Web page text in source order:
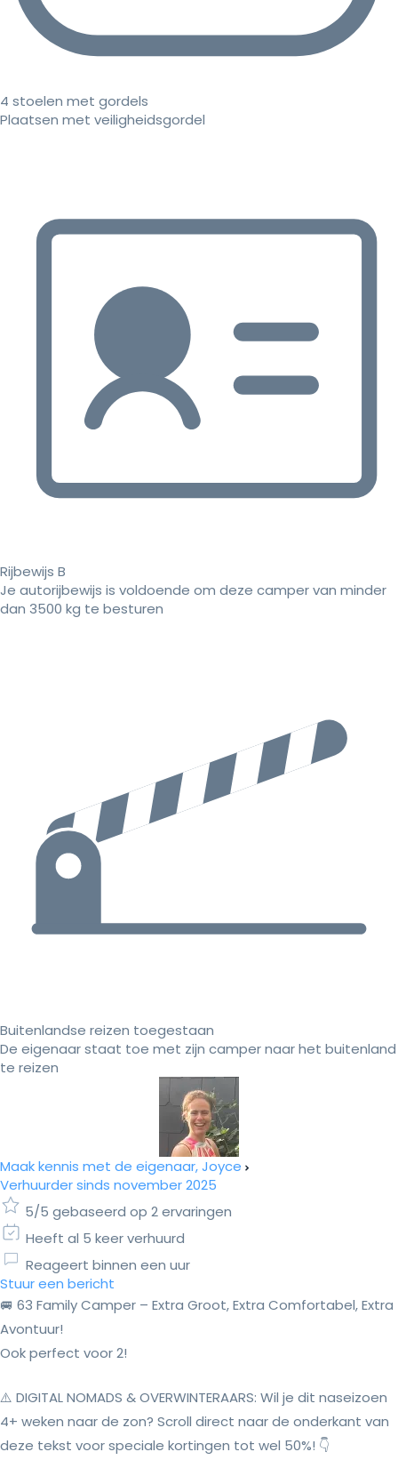
4 stoelen met gordels
Plaatsen met veiligheidsgordel
Rijbewijs B
Je autorijbewijs is voldoende om deze camper van minder
dan 3500 kg te besturen
Buitenlandse reizen toegestaan
De eigenaar staat toe met zijn camper naar het buitenland
te reizen
Maak kennis met de eigenaar, Joyce
Verhuurder sinds november 2025
5/5 gebaseerd op 2 ervaringen
Heeft al 5 keer verhuurd
Reageert binnen een uur
Stuur een bericht
🚐 63 Family Camper – Extra Groot, Extra Comfortabel, Extra
Avontuur!
Ook perfect voor 2!
⚠️ DIGITAL NOMADS & OVERWINTERAARS: Wil je dit naseizoen
4+ weken naar de zon? Scroll direct naar de onderkant van
deze tekst voor speciale kortingen tot wel 50%! 👇